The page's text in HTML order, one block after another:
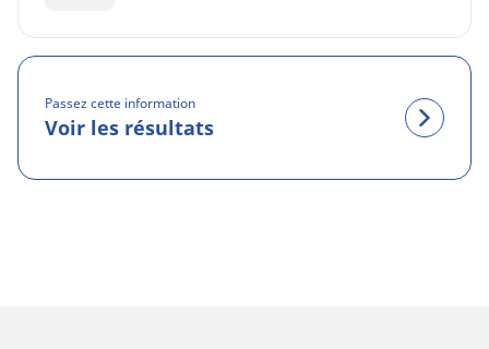
Passez cette information
Voir les résultats